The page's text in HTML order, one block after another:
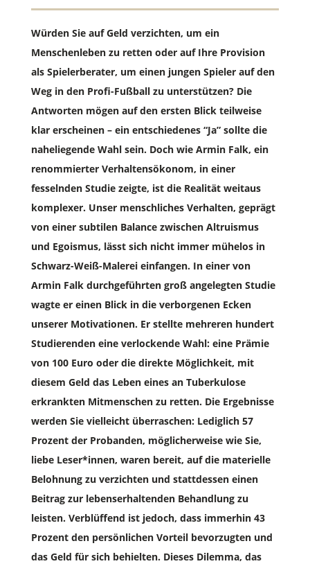
Würden Sie auf Geld verzichten, um ein
Menschenleben zu retten oder auf Ihre Provision
als Spielerberater, um einen jungen Spieler auf den
Weg in den Profi-Fußball zu unterstützen? Die
Antworten mögen auf den ersten Blick teilweise
klar erscheinen – ein entschiedenes “Ja” sollte die
naheliegende Wahl sein. Doch wie Armin Falk, ein
renommierter Verhaltensökonom, in einer
fesselnden Studie zeigte, ist die Realität weitaus
komplexer. Unser menschliches Verhalten, geprägt
von einer subtilen Balance zwischen Altruismus
und Egoismus, lässt sich nicht immer mühelos in
Schwarz-Weiß-Malerei einfangen. In einer von
Armin Falk durchgeführten groß angelegten Studie
wagte er einen Blick in die verborgenen Ecken
unserer Motivationen. Er stellte mehreren hundert
Studierenden eine verlockende Wahl: eine Prämie
von 100 Euro oder die direkte Möglichkeit, mit
diesem Geld das Leben eines an Tuberkulose
erkrankten Mitmenschen zu retten. Die Ergebnisse
werden Sie vielleicht überraschen: Lediglich 57
Prozent der Probanden, möglicherweise wie Sie,
liebe Leser*innen, waren bereit, auf die materielle
Belohnung zu verzichten und stattdessen einen
Beitrag zur lebenserhaltenden Behandlung zu
leisten. Verblüffend ist jedoch, dass immerhin 43
Prozent den persönlichen Vorteil bevorzugten und
das Geld für sich behielten. Dieses Dilemma, das